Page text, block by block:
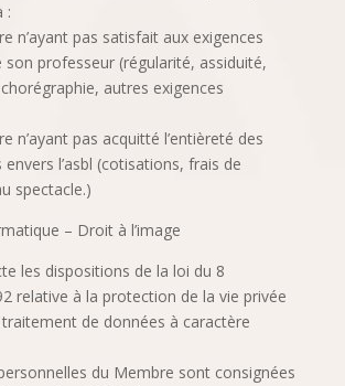
:
n’ayant pas satisfait aux exigences
son professeur (régularité, assiduité,
autres exigences
n’ayant pas acquitté l’entièreté des
l’asbl (cotisations, frais de
spectacle.)
– Droit à l’image
les dispositions de la loi du 8
relative à la protection de la vie privée
de données à caractère
du Membre sont consignées